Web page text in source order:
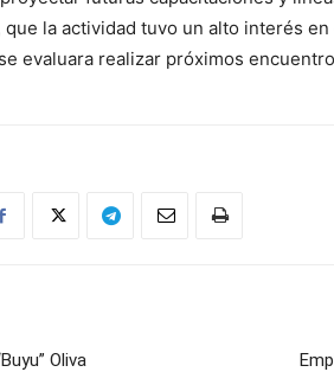
que la actividad tuvo un alto interés
evaluara realizar próximos
Oliva